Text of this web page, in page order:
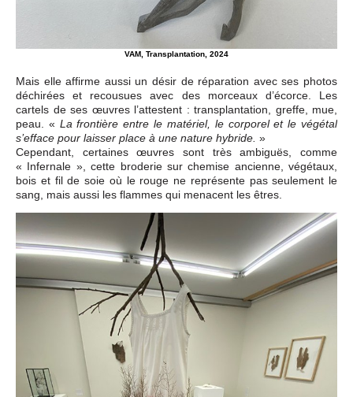
VAM, Transplantation, 2024
Mais elle affirme aussi un désir de réparation avec ses photos
déchirées et recousues avec des morceaux d’écorce. Les
cartels de ses œuvres l’attestent : transplantation, greffe, mue,
peau. « La frontière entre le matériel, le corporel et le végétal
s’efface pour laisser place à une nature hybride. »
Cependant, certaines œuvres sont très ambiguës, comme
« Infernale », cette broderie sur chemise ancienne, végétaux,
bois et fil de soie où le rouge ne représente pas seulement le
sang, mais aussi les flammes qui menacent les êtres.